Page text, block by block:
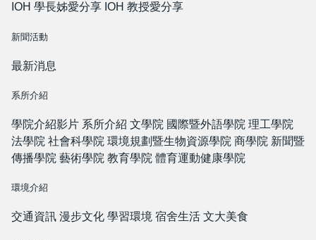
IOH 學長姊愛分享 IOH 教授愛分享
新聞活動
最新消息
系所介紹
學院介紹影片 系所介紹 文學院 國際暨外語學院 理工學院
法學院 社會科學院 環境規劃暨生物資源學院 商學院 新聞暨
傳播學院 藝術學院 教育學院 體育運動健康學院
環境介紹
交通資訊 漫步文化 學習環境 宿舍生活 文大美食